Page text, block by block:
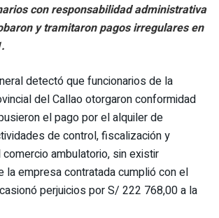
con responsabilidad administrativa
y tramitaron pagos irregulares en
detectó que funcionarios de la
del Callao otorgaron conformidad
el pago por el alquiler de
de control, fiscalización y
ambulatorio, sin existir
la empresa contratada cumplió con el
perjuicios por S/ 222 768,00 a la